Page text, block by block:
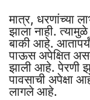
मात्र, धरणांच्या
झाला नाही.
बाकी आहे.
पाऊस अपेक्षित
झाली आहे. पेरणी
पावसाची अपेक्षा
लागले आहे.